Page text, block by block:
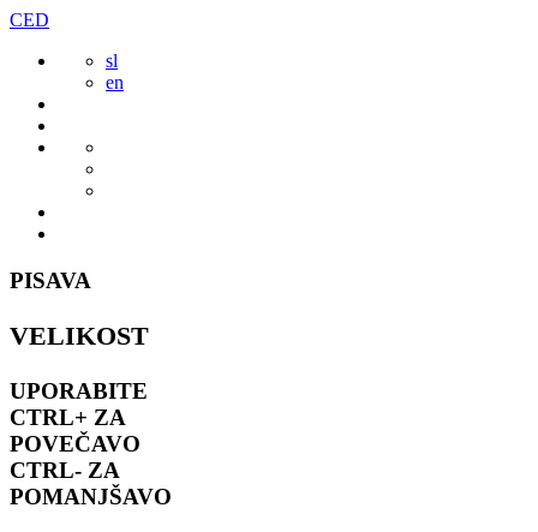
Preskoči
vsebine
CED
sl
en
PISAVA
VELIKOST
UPORABITE
CTRL+ ZA
POVEČAVO
CTRL- ZA
POMANJŠAVO